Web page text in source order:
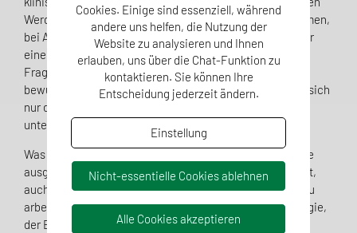
Werdegänge, darunter Tätigkeiten in Industrieunternehmen,
bei Aufsichtsbehörden oder benannten Stellen sorgen für
eine umfassende Sichtweise auf regulatorische
Fragestellungen. Diese Vielfalt ist kein Zufall, sondern
bewusst gewählt. Denn komplexe Anforderungen lassen sich
nur dann nachhaltig lösen, wenn Fachwissen aus
unterschiedlichen Perspektiven zusammenwirkt.
Was alle eint, ist ein hoher Anspruch an Genauigkeit, eine
ausgeprägte Dienstleistungsmentalität und die Fähigkeit,
auch unter Zeitdruck strukturiert und lösungsorientiert zu
arbeiten. Ob bei der Entwicklung einer Zulassungsstrategie,
der Erstellung technischer Dokumentationen oder in der
Cookies. Einige sind essenziell, während
andere uns helfen, die Nutzung der
Website zu analysieren und Ihnen
erlauben, uns über die Chat-Funktion zu
kontaktieren. Sie können Ihre
Entscheidung jederzeit ändern.
Einstellung
Nicht-essentielle Cookies ablehnen
Alle Cookies akzeptieren